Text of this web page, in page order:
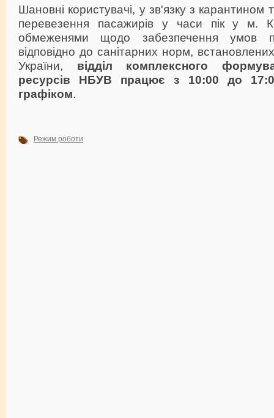
Шановні користувачі, у зв'язку з
перевезення пасажирів у часи пік у м.
обмеженями щодо забезпечення умов
відповідно до санітарних норм, встановлених
України, відділ комплексного
ресурсів НБУВ працює з 10:00 до
графіком.
Режим роботи